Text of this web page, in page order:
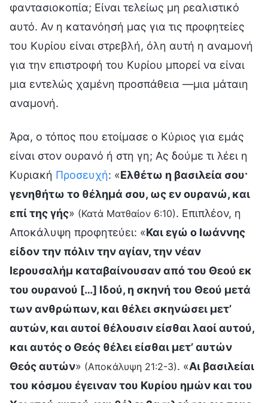
φαντασιοκοπία; Είναι τελείως μη ρεαλιστικό
αυτό. Αν η κατανόησή μας για τις προφητείες
του Κυρίου είναι στρεβλή, όλη αυτή η αναμονή
για την επιστροφή του Κυρίου μπορεί να είναι
μια εντελώς χαμένη προσπάθεια —μια μάταιη
αναμονή.
Άρα, ο τόπος που ετοίμασε ο Κύριος για εμάς
είναι στον ουρανό ή στη γη; Ας δούμε τι λέει η
Κυριακή Προσευχή: «Ελθέτω η βασιλεία σου·
γενηθήτω το θέλημά σου, ως εν ουρανώ, και
επί της γής» (Κατά Ματθαίον 6:10). Επιπλέον, η
Αποκάλυψη προφητεύει: «Και εγώ ο Ιωάννης
είδον την πόλιν την αγίαν, την νέαν
Ιερουσαλήμ καταβαίνουσαν από του Θεού εκ
του ουρανού […] Ιδού, η σκηνή του Θεού μετά
των ανθρώπων, και θέλει σκηνώσει μετ’
αυτών, και αυτοί θέλουσιν είσθαι λαοί αυτού,
και αυτός ο Θεός θέλει είσθαι μετ’ αυτών
Θεός αυτών» (Αποκάλυψη 21:2-3). «Αι βασιλείαι
του κόσμου έγειναν του Κυρίου ημών και του